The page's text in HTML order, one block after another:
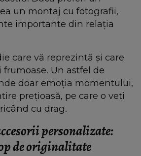
un montaj cu fotografii,
importante din relația
care vă reprezintă și care
Un astfel de
doar emoția momentului,
prețioasă, pe care o veți
cu drag.
personalizate:
de originalitate